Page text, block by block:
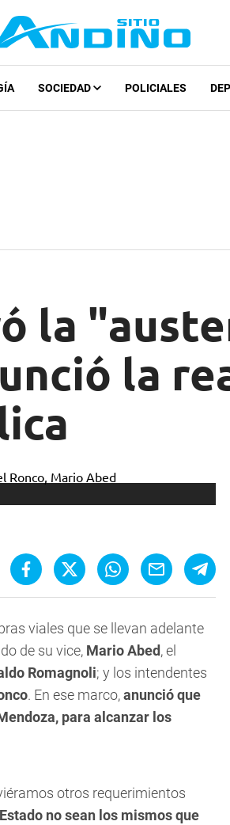
SOCIEDAD POLICIALES
la
la
viales que se llevan adelante
de su vice, Mario Abed, el
Romagnoli; y los intendentes
. En ese marco,anunció que
para alcanzar los
otros requerimientos
no sean los mismos que